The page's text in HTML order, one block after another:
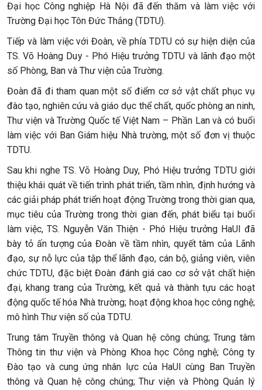
Đại học Công nghiệp Hà Nội đã đến thăm và làm việc với
Trường Đại học Tôn Đức Thắng (TDTU).
Tiếp và làm việc với Đoàn, về phía TDTU có sự hiện diện của
TS. Võ Hoàng Duy - Phó Hiệu trưởng TDTU và lãnh đạo một
số Phòng, Ban và Thư viện của Trường.
Đoàn đã đi tham quan một số điểm cơ sở vật chất phục vụ
đào tạo, nghiên cứu và giáo dục thể chất, quốc phòng an ninh,
Thư viện và Trường Quốc tế Việt Nam – Phần Lan và có buổi
làm việc với Ban Giám hiệu Nhà trường, một số đơn vị thuộc
TDTU.
Sau khi nghe TS. Võ Hoàng Duy, Phó Hiệu trưởng TDTU giới
thiệu khái quát về tiến trình phát triển, tầm nhìn, định hướng và
các giải pháp phát triển hoạt động Trường trong thời gian qua,
mục tiêu của Trường trong thời gian đến, phát biểu tại buổi
làm việc, TS. Nguyễn Văn Thiện - Phó Hiệu trưởng HaUI đã
bày tỏ ấn tượng của Đoàn về tầm nhìn, quyết tâm của Lãnh
đạo, sự nỗ lực của tập thể lãnh đạo, cán bộ, giảng viên, viên
chức TDTU, đặc biệt Đoàn đánh giá cao cơ sở vật chất hiện
đại, khang trang của Trường, kết quả và thành tựu các hoạt
động quốc tế hóa Nhà trường; hoạt động khoa học công nghệ;
mô hình Thư viện số của TDTU.
Trung tâm Truyền thông và Quan hệ công chúng; Trung tâm
Thông tin thư viện và Phòng Khoa học Công nghệ; Công ty
Đào tạo và cung ứng nhân lực của HaUI cùng Ban Truyền
thông và Quan hệ công chúng; Thư viện và Phòng Quản lý